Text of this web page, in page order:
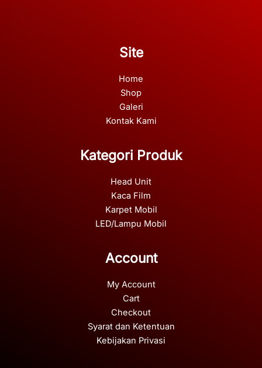
Site
Home
Shop
Galeri
Kontak Kami
Kategori Produk
Head Unit
Kaca Film
Karpet Mobil
LED/Lampu Mobil
Account
My Account
Cart
Checkout
Syarat dan Ketentuan
Kebijakan Privasi